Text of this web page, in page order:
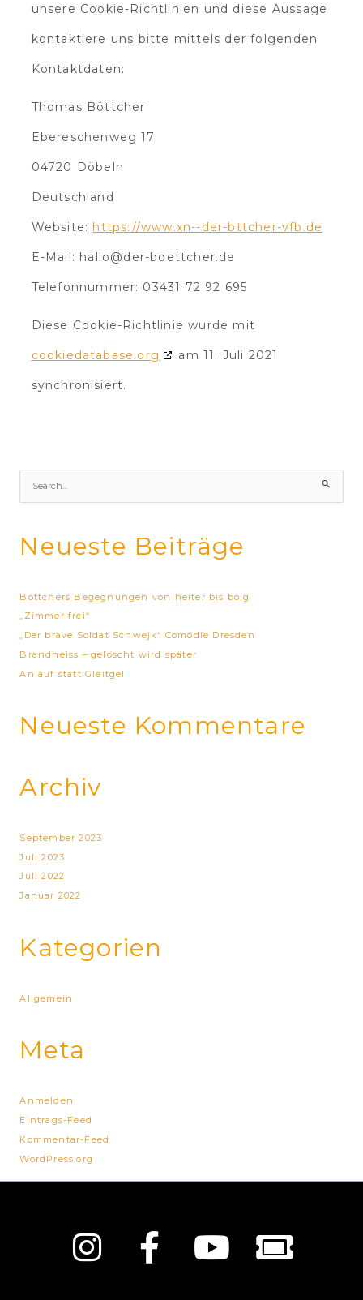
unsere Cookie-Richtlinien und diese Aussage
kontaktiere uns bitte mittels der folgenden
Kontaktdaten:
Thomas Böttcher
Ebereschenweg 17
04720 Döbeln
Deutschland
Website: https://www.xn--der-bttcher-vfb.de
E-Mail: hallo@der-boettcher.de
Telefonnummer: 03431 72 92 695
Diese Cookie-Richtlinie wurde mit
cookiedatabase.org am 11. Juli 2021
synchronisiert.
u
h
e
n
a
h
:
Neueste Beiträge
Böttchers Begegnungen von heiter bis böig
„Zimmer frei“
„Der brave Soldat Schwejk“ Comödie Dresden
Brandheiss – gelöscht wird später
Anlauf statt Gleitgel
Neueste Kommentare
Archiv
September 2023
Juli 2023
Juli 2022
Januar 2022
Kategorien
Allgemein
Meta
Anmelden
Eintrags-Feed
Kommentar-Feed
WordPress.org
Instagram
Facebook-
f
Youtube
alt